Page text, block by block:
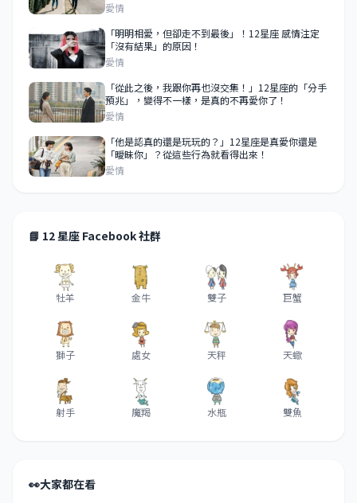
愛情
「明明相愛，但卻走不到最後」！12星座 感情注定
「沒有結果」的原因！
愛情
「從此之後，我跟你再也沒交集！」12星座的「分手
預兆」，變得不一樣，是真的不再愛你了！
愛情
「他是認真的還是玩玩的？」12星座是真愛你還是
「曖昧你」？從這些行為就看得出來！
愛情
📘 12 星座 Facebook 社群
牡羊 金牛 雙子 巨蟹
獅子 處女 天秤 天蠍
射手 魔羯 水瓶 雙魚
👀大家都在看